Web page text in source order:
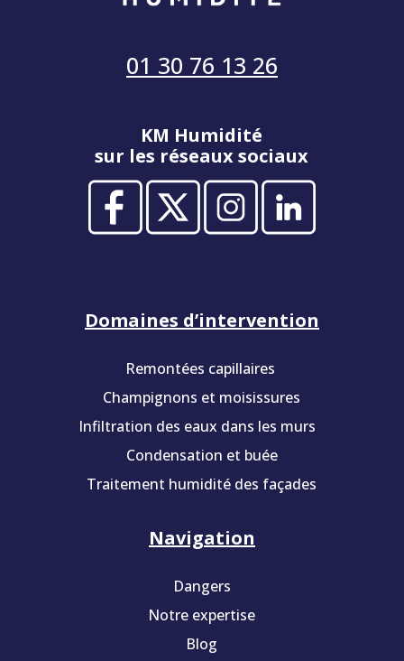
01 30 76 13 26
KM Humidité
sur les réseaux sociaux
Domaines d’intervention
Remontées capillaires
Champignons et moisissures
Infiltration des eaux dans les murs
Condensation et buée
Traitement humidité des façades
Navigation
Dangers
Notre expertise
Blog